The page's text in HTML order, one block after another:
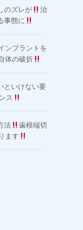
のズレが
治
事態に
ンプラントを
体の破折
といけない要
ス
法
歯根端切
ます